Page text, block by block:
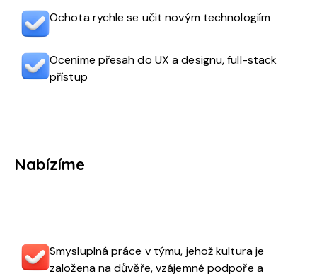
Ochota rychle se učit novým technologiím
Oceníme přesah do UX a designu, full-stack
přístup
Nabízíme
Smysluplná práce v týmu, jehož kultura je
založena na důvěře, vzájemné podpoře a